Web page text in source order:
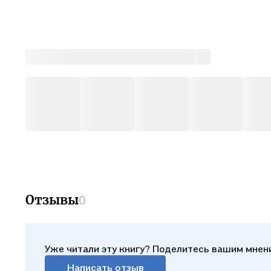
Отзывы0
Уже читали эту книгу? Поделитесь вашим
Написать отзыв